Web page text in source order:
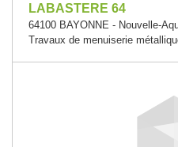
LABASTERE 64
64100 BAYONNE - Nouvelle-
Travaux de menuiserie